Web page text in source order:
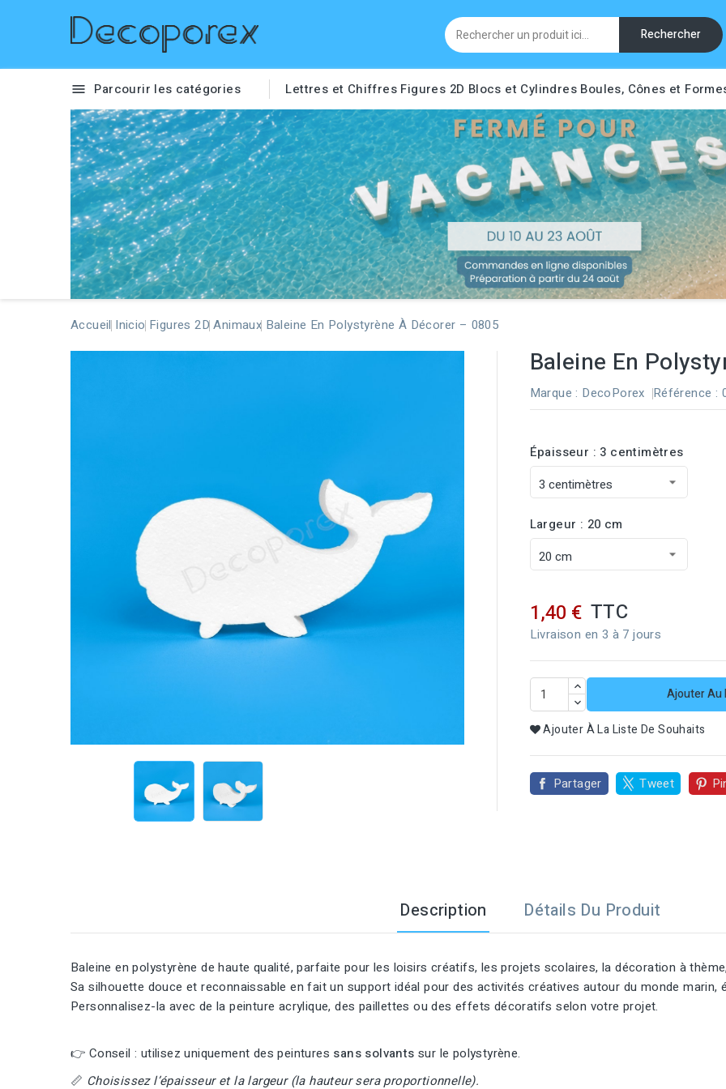
Rechercher
 Parcourir les catégories Lettres et Chiffres Figures 2D Blocs et Cylindres Boules, Cônes et
Accueil Inicio Figures 2D Animaux Baleine En Polystyrène À Décorer – 0805
Baleine En
Marque : DecoPorex Référence :
Épaisseur : 3 centimètres
Largeur : 20 cm
1,40 € TTC
Livraison en 3 à 7 jours
Ajouter Au
Ajouter À La Liste De Souhaits
Partager Tweet
Description Détails Du Produit
Baleine en polystyrène de haute qualité, parfaite pour les loisirs créatifs, les projets scolaires, la décoration à
Sa silhouette douce et reconnaissable en fait un support idéal pour des activités créatives autour du monde marin,
Personnalisez-la avec de la peinture acrylique, des paillettes ou des effets décoratifs selon votre projet.
👉 Conseil : utilisez uniquement des peintures sans solvants sur le polystyrène.
📏 Choisissez l’épaisseur et la largeur (la hauteur sera proportionnelle).